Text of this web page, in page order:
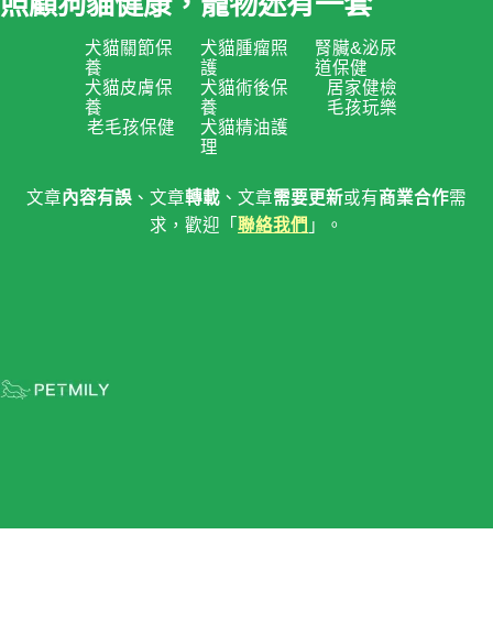
犬貓關節保
養
犬貓皮膚保
養
老毛孩保健
犬貓腫瘤照
護
犬貓術後保
養
犬貓精油護
理
腎臟&泌尿
道保健
居家健檢
毛孩玩樂
文章內容有誤 、文章轉載 、文章需要更新或有商業合作需
求，歡迎「 聯絡我們 」。